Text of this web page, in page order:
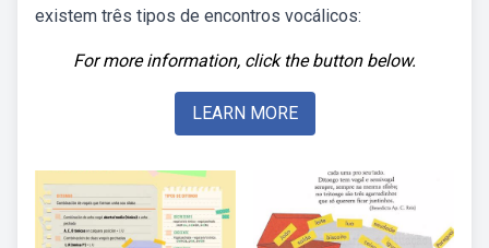
existem três tipos de encontros vocálicos:
For more information, click the button below.
LEARN MORE